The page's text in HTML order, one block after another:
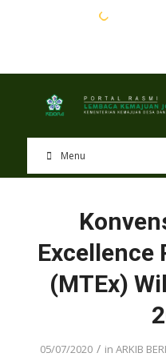
Menu
Excellence
(MTEx)
05/07/2020 / in ARKIB